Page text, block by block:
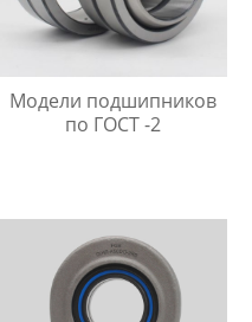
Модели подшипников
по ГОСТ -2